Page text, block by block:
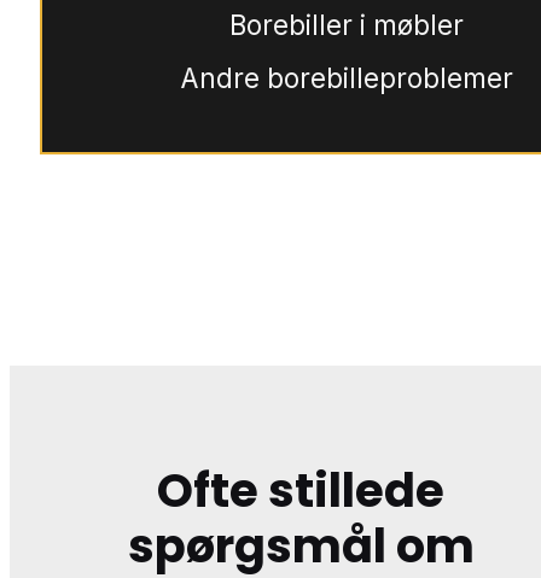
Borebiller i møbler
Andre borebilleproblemer
Ofte stillede
spørgsmål om